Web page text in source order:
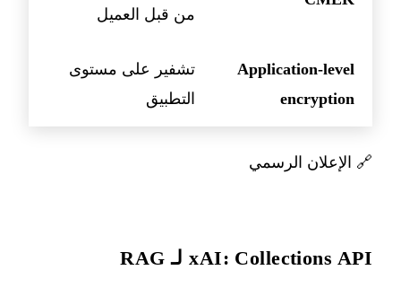
من قبل العميل
Application-level
encryption
تشفير على مستوى
التطبيق
🔗 الإعلان الرسمي
xAI: Collections API لـ RAG